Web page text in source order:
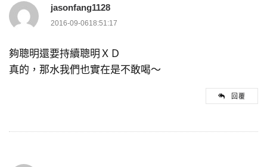
jasonfang1128
2016-09-0618:51:17
夠聰明還要持續聰明ＸＤ
真的，那水我們也實在是不敢喝～
回覆